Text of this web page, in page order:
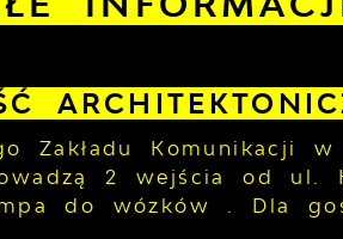
Zakładu Komunikacji
2 wejścia od ul.
do wózków . Dla